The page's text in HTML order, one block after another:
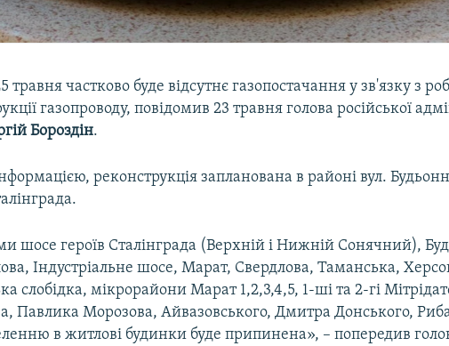
травня частково буде відсутнє газопостачання у зв'язку з
газопроводу, повідомив 23 травня голова російської
Бороздін.
реконструкція запланована в районі вул.
шосе героїв Сталінграда (Верхній і Нижній Сонячний),
Індустріальне шосе, Марат, Свердлова, Таманська,
слобідка, мікрорайони Марат 1,2,3,4,5, 1-ші та 2-гі
Павлика Морозова, Айвазовського, Дмитра Донського,
в житлові будинки буде припинена», – попередив